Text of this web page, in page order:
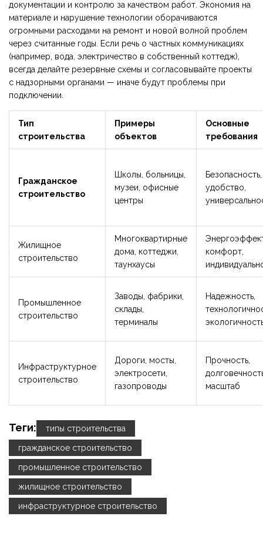
документации и контролю за качеством работ. Экономия на
материале и нарушение технологии оборачиваются
огромными расходами на ремонт и новой волной проблем
через считанные годы. Если речь о частных коммуникациях
(например, вода, электричество в собственный коттедж),
всегда делайте резервные схемы и согласовывайте проекты
с надзорными органами — иначе будут проблемы при
подключении.
Тип
строительства
Примеры
объектов
Основные
требования
Гражданское
строительство
Школы, больницы,
музеи, офисные
центры
Безопасность,
удобство,
Жилищное
строительство
Многоквартирные
дома, коттеджи,
таунхаусы
комфорт,
Промышленное
строительство
Заводы, фабрики,
склады,
терминалы
Надежность,
Инфраструктурное
строительство
Дороги, мосты,
электросети,
газопроводы
Прочность,
масштаб
Теги: типы строительства
гражданское строительство
промышленное строительство
жилищное строительство
инфраструктурное строительство